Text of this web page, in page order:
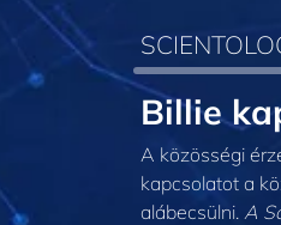
Billie
A közösségi
kapcsolatot a
alábecsülni. A